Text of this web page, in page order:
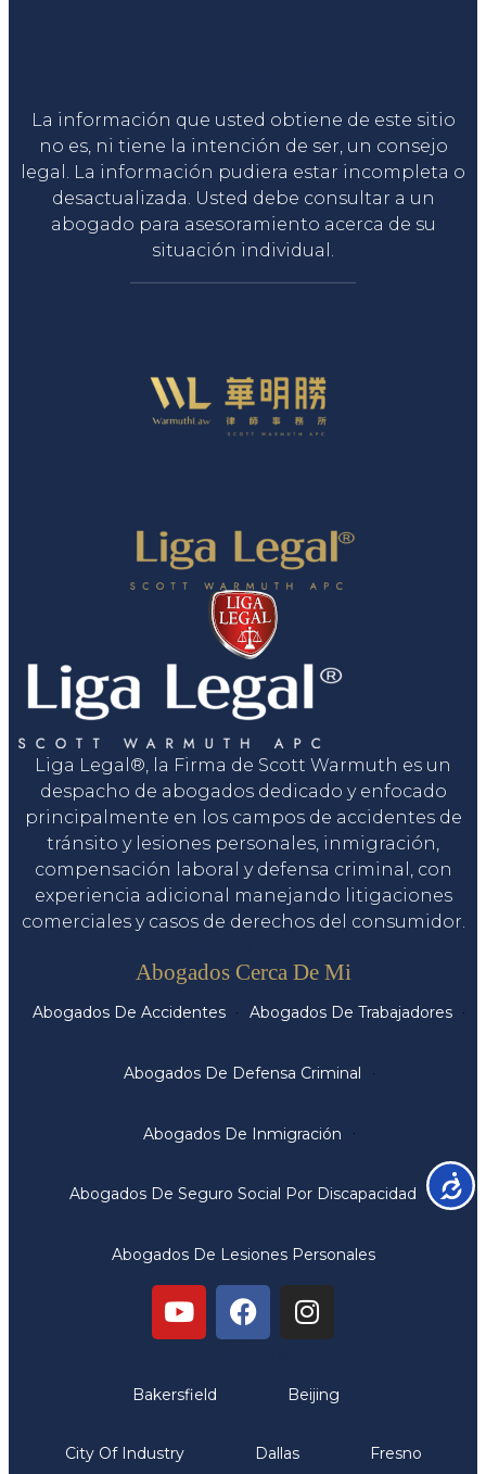
La información que usted obtiene de este sitio
no es, ni tiene la intención de ser, un consejo
legal. La información pudiera estar incompleta o
desactualizada. Usted debe consultar a un
abogado para asesoramiento acerca de su
situación individual.
Liga Legal®, la Firma de Scott Warmuth es un
despacho de abogados dedicado y enfocado
principalmente en los campos de accidentes de
tránsito y lesiones personales, inmigración,
compensación laboral y defensa criminal, con
experiencia adicional manejando litigaciones
comerciales y casos de derechos del consumidor.
Abogados Cerca De Mi
Abogados De Accidentes Abogados De Trabajadores
Abogados De Defensa Criminal
Abogados De Inmigración
Abogados De Seguro Social Por Discapacidad
Abogados De Lesiones Personales
Bakersfield Beijing
City Of Industry Dallas Fresno